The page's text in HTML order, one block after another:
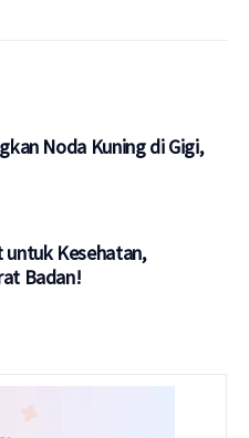
Noda Kuning di Gigi,
untuk Kesehatan,
Badan!